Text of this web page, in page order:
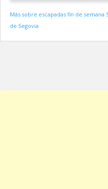
Más sobre escapadas fin de
de Segovia